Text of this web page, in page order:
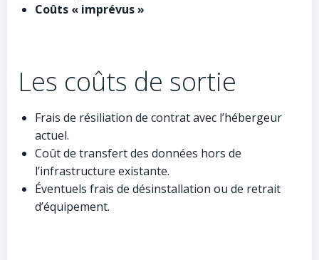
Coûts « imprévus »
Les coûts de sortie
Frais de résiliation de contrat avec l’hébergeur
actuel.
Coût de transfert des données hors de
l’infrastructure existante.
Éventuels frais de désinstallation ou de retrait
d’équipement.